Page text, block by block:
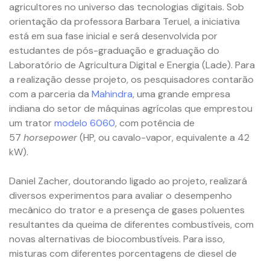
agricultores no universo das tecnologias digitais. Sob
orientação da professora Barbara Teruel, a iniciativa
está em sua fase inicial e será desenvolvida por
estudantes de pós-graduação e graduação do
Laboratório de Agricultura Digital e Energia (Lade). Para
a realização desse projeto, os pesquisadores contarão
com a parceria da Mahindra, uma grande empresa
indiana do setor de máquinas agrícolas que emprestou
um tratormodelo 6060, com potência de
57 horsepower(HP, ou cavalo-vapor, equivalente a 42
kW).
Daniel Zacher, doutorando ligado ao projeto, realizará
diversos experimentos para avaliar o desempenho
mecânico do trator e a presença de gases poluentes
resultantes da queima de diferentes combustíveis, com
novas alternativas de biocombustíveis. Para isso,
misturas com diferentes porcentagens de diesel de